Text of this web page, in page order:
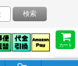
カート
検索